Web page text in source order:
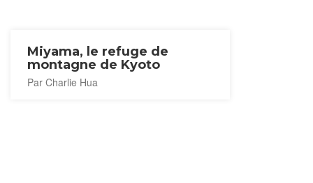
Miyama, le refuge de
montagne de Kyoto
Par Charlie Hua